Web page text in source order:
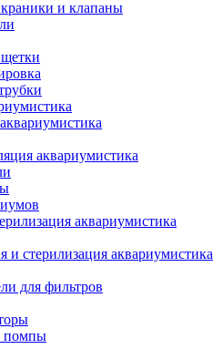
и клапаны
аквариумистика
аквариумистика
и стерилизация аквариумистика
для фильтров
помпы